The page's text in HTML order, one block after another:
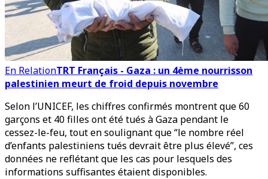
En RelationTRT Français - Gaza : un 4ème nourrisson
palestinien meurt de froid depuis novembre
Selon l’UNICEF, les chiffres confirmés montrent que 60
garçons et 40 filles ont été tués à Gaza pendant le
cessez-le-feu, tout en soulignant que “le nombre réel
d’enfants palestiniens tués devrait être plus élevé”, ces
données ne reflétant que les cas pour lesquels des
informations suffisantes étaient disponibles.